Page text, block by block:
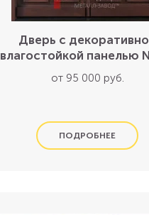
Дверь с
влагостойкой панелью
от 95 000 руб.